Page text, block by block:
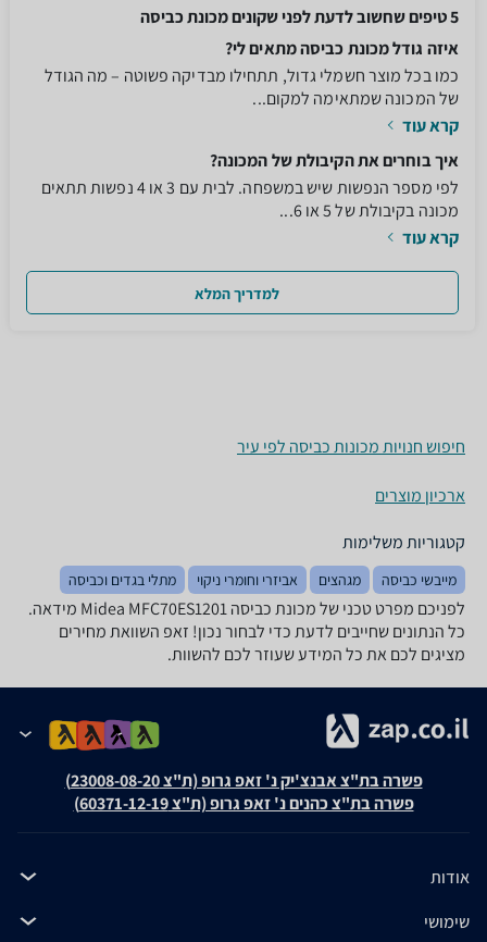
5 טיפים שחשוב לדעת לפני שקונים מכונת כביסה
איזה גודל מכונת כביסה מתאים לי?
כמו בכל מוצר חשמלי גדול, תתחילו מבדיקה פשוטה – מה הגודל
של המכונה שמתאימה למקום...
קרא עוד
איך בוחרים את הקיבולת של המכונה?
לפי מספר הנפשות שיש במשפחה. לבית עם 3 או 4 נפשות תתאים
מכונה בקיבולת של 5 או 6...
קרא עוד
למדריך המלא
חיפוש חנויות מכונות כביסה לפי עיר
ארכיון מוצרים
קטגוריות משלימות
מייבשי כביסה מגהצים אביזרי וחומרי ניקוי מתלי בגדים וכביסה
לפניכם מפרט טכני של מכונת כביסה Midea MFC70ES1201 מידאה.
כל הנתונים שחייבים לדעת כדי לבחור נכון! זאפ השוואת מחירים
מציגים לכם את כל המידע שעוזר לכם להשוות.
פשרה בת"צ אבנצ'יק נ' זאפ גרופ (ת"צ 23008-08-20)
פשרה בת"צ כהנים נ' זאפ גרופ (ת"צ 60371-12-19)
אודות
שימושי